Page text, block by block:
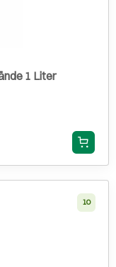
1 Liter
10